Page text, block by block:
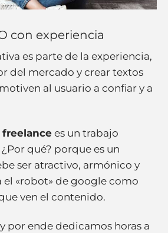
con experiencia
es parte de la experiencia,
del mercado y crear textos
al usuario a confiar y a
freelance es un trabajo
qué? porque es un
ser atractivo, armónico y
«robot» de google como
ven el contenido.
por ende dedicamos horas a